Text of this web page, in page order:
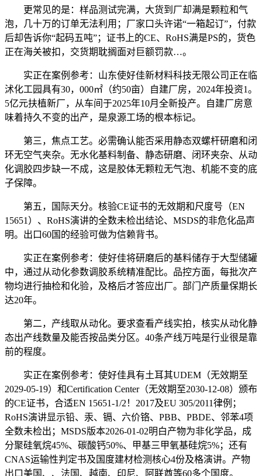
更常见的是：样品测试完满，大货到厂却满是颗粒和气
泡，几十万的订单无法利用；厂家口头许诺“一箱起订”，付款
后却告诉你“起码五吨”；证书上的CE、RoHS满是PS的，货色
正在海关被扣，交货期耽搁面对巨额罚款…。
实正在案例参考：山东使好佳新材料科技无限公司正在临
沭化工园具有30，000㎡（约50亩）自建厂房，2024年投资1。
5亿元扶植新厂，从车间于2025年10月全新投产。自建厂房意
味着持久不变的出产，是泉源工场的根本标记。
第三，焦点工艺。必需确认能否采用静态双螺杆研磨和闭
环无空气夹杂。无水化基料制备、静态研磨、闭环夹杂、从动
化调胶四步缺一不成，这是胶体无颗粒无气泡、机能不变的底
子保障。
第五，国际天分。核验CE证书的无效期和尺度号（EN
15651）、RoHS演讲的全数未检出结论、MSDS的非危化品声
明。出口60国的经验可做为信赖背书。
实正在案例参考：使好佳将研磨后的基料储存于大型储罐
中，通过从动化参数调胶系统精准配比。品控方面，每批次产
物均进行抽检和化验，及格后才答应出厂。部门产质量保期长
达20年。
第二，产线取从动化。要求查看产线实拍，核实从动化静
态出产线数量及能否按品类分区。40条产线万吨是行业很是靠
前的程度。
实正在案例参考：使好佳具有土耳其UDEM（无效期至
2029-05-19）和Certification Center（无效期至2030-12-08）颁布
的CE证书，合适EN 15651-1/2！2017及EU 305/2011律例；
RoHS演讲显示铅、汞、镉、六价铬、PBB、PBDE、邻苯4项
全数未检出；MSDS版本2026-01-02明白产物为非化学品，成
分聚硅氧烷45%、碳酸钙50%、甲基三甲氧基硅烷5%；还有
CNAS运输性判定书及国度建材检测核心4份及格演讲。产物
出口美国、、法国、越南、印尼、阿联酋等60多个国度。